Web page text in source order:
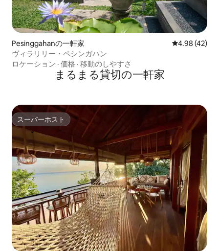
Pesinggahanの一軒家 レビュー42
4.98 (42)
ヴィラリリー・ペシンガハン
ロケーション · 価格 · 移動のしやすさ
まるまる貸切の一軒家
スーパーホスト
スーパーホスト